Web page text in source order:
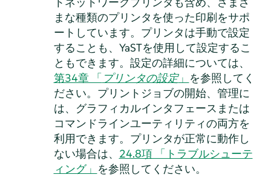
まな種類のプリンタを使った印刷をサポ
ートしています。プリンタは手動で設定
することも、YaSTを使用して設定するこ
ともできます。設定の詳細については、
第34章 「 プリンタの設定」 を参照してく
ださい。プリントジョブの開始、管理に
は、グラフィカルインタフェースまたは
コマンドラインユーティリティの両方を
利用できます。プリンタが正常に動作し
ない場合は、 24.8項 「トラブルシューテ
ィング」 を参照してください。